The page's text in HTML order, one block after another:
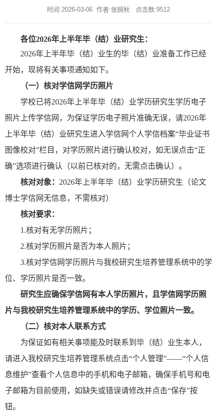
时间:2026-03-06 作者:张婉秋 点击数:9512
各位2026年上半年毕（结）业研究生：
2026年上半年毕（结）业生的毕（结）业准备工作已经
开始， 现将有关事项通知如下。
（一）核对学信网学历照片
学校已将2026年上半年毕（结）业学历研究生学历电子
照片上传学信网，为保证学历电子照片准确无误，请2026年
上半年毕（结）业研究生进入学信网个人学信档案“毕业证书
图像校对”栏目，对学历照片进行确认校对，如无误点击“正
确”选项进行确认（以前已核对的，无需点击确认）。
核对对象： 2026年上半年毕（结）业学历研究生（论文
博士学信网无信息，不需核对）
核对要求：
1.核对有无学历照片；
2.核对学历照片是否为本人照片；
3.核对学信网学历照片与我校研究生培养管理系统中的学
位、学历照片是否一致。
研究生应确保学信网有本人学历照片，且学信网学历照
片与我校研究生培养管理系统中的学历、学位照片一致。
（二）核对本人联系方式
为保证如有相关事项能及时联系到毕（结）业生本人，
请进入我校研究生培养管理系统点击“个人管理”——“个人信
息维护”查看个人信息中的手机和电子邮箱，确保手机号和电
子邮箱为目前使用，如缺失或错误请修改并点击“保存”按
钮。